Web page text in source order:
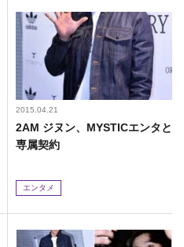
2015.04.21
2AM ジヌン、MYSTICエンタと
専属契約
エンタメ